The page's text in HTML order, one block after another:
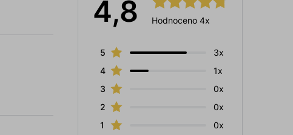
4,8 Hodnoceno 4x
5
3x
4
1x
3
0x
2
0x
1
0x